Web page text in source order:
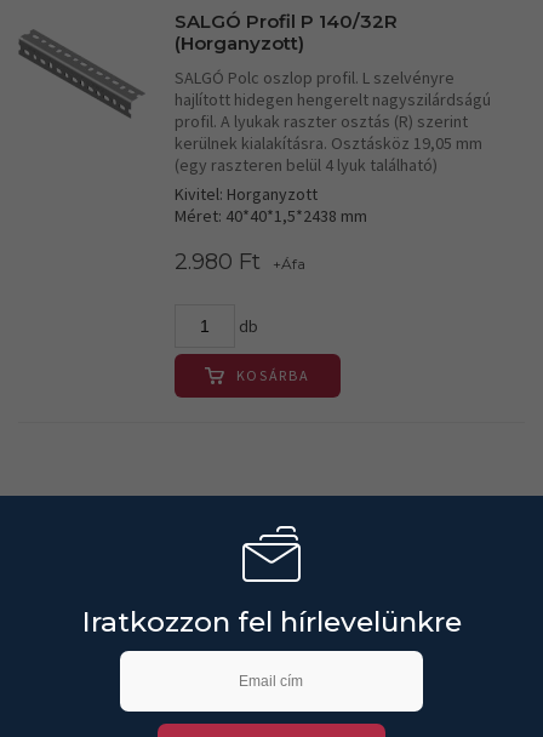
SALGÓ Profil P 140/32R
(Horganyzott)
SALGÓ Polc oszlop profil. L szelvényre
hajlított hidegen hengerelt nagyszilárdságú
profil. A lyukak raszter osztás (R) szerint
kerülnek kialakításra. Osztásköz 19,05 mm
(egy raszteren belül 4 lyuk található)
Kivitel: Horganyzott
Méret: 40*40*1,5*2438 mm
2.980 Ft +Áfa
db
KOSÁRBA
Iratkozzon fel hírlevelünkre